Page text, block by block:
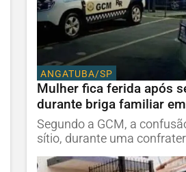
ANGATUBA/SP
Mulher fica ferida após
durante briga familiar
Segundo a GCM, a
sítio, durante uma